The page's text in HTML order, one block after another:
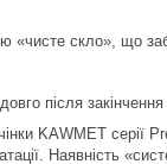
«чисте скло», що
після закінчення
KAWMET серії
Наявність